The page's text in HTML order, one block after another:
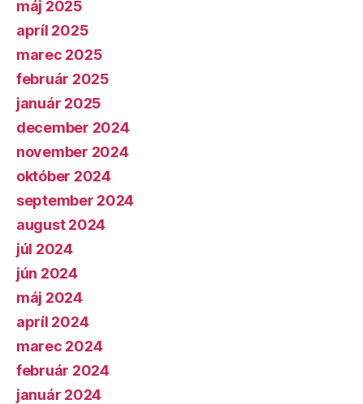
máj 2025
apríl 2025
marec 2025
február 2025
január 2025
december 2024
november 2024
október 2024
september 2024
august 2024
júl 2024
jún 2024
máj 2024
apríl 2024
marec 2024
február 2024
január 2024